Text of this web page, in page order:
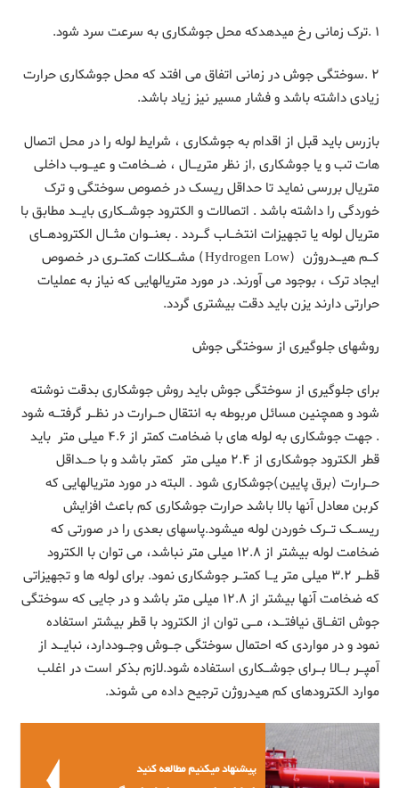
۱ .ترک زمانی رخ میدهدکه محل جوشکاری به سرعت سرد شود.
۲ .سوختگی جوش در زمانی اتفاق می افتد که محل جوشکاری حرارت
زیادی داشته باشد و فشار مسیر نیز زیاد باشد.
بازرس باید قبل از اقدام به جوشکاری ، شرایط لوله را در محل اتصال
هات تب و یا جوشکاری ,از نظر متریـال ، ضـخامت و عیـوب داخلی
متریال بررسی نماید تا حداقل ریسک در خصوص سوختگی و ترک
خوردگی را داشته باشد . اتصالات و الکترود جوشـکاری بایـد مطابق با
متریال لوله یا تجهیزات انتخـاب گـردد . بعنـوان مثـال الکترودهـای
کـم هیـدروژن (Hydrogen Low) مشـکلات کمتـری در خصوص
ایجاد ترک ، بوجود می آورند. در مورد متریالهایی که نیاز به عملیات
حرارتی دارند یزن باید دقت بیشتری گردد.
روشهای جلوگیری از سوختگی جوش
برای جلوگیری از سوختگی جوش باید روش جوشکاری بدقت نوشته
شود و همچنین مسائل مربوطه به انتقال حـرارت در نظـر گرفتـه شود
. جهت جوشکاری به لوله های با ضخامت کمتر از ۴.۶ میلی متر باید
قطر الکترود جوشکاری از ۲.۴ میلی متر کمتر باشد و با حـداقل
حـرارت (برق پایین)جوشکاری شود . البته در مورد متریالهایی که
کربن معادل آنها بالا باشد حرارت جوشکاری کم باعث افزایش
ریسـک تـرک خوردن لوله میشود.پاسهای بعدی را در صورتی که
ضخامت لوله بیشتر از ۱۲.۸ میلی متر نباشد، می توان با الکترود
قطـر ۳.۲ میلی متر یـا کمتـر جوشکاری نمود. برای لوله ها و تجهیزاتی
که ضخامت آنها بیشتر از ۱۲.۸ میلی متر باشد و در جایی که سوختگی
جوش اتفـاق نیافتـد، مـی توان از الکترود با قطر بیشتر استفاده
نمود و در مواردی که احتمال سوختگی جـوش وجـوددارد، نبایـد از
آمپـر بـالا بـرای جوشـکاری استفاده شود.لازم بذکر است در اغلب
موارد الکترودهای کم هیدروژن ترجیح داده می شوند.
پیشنهاد میکنیم مطالعه کنید